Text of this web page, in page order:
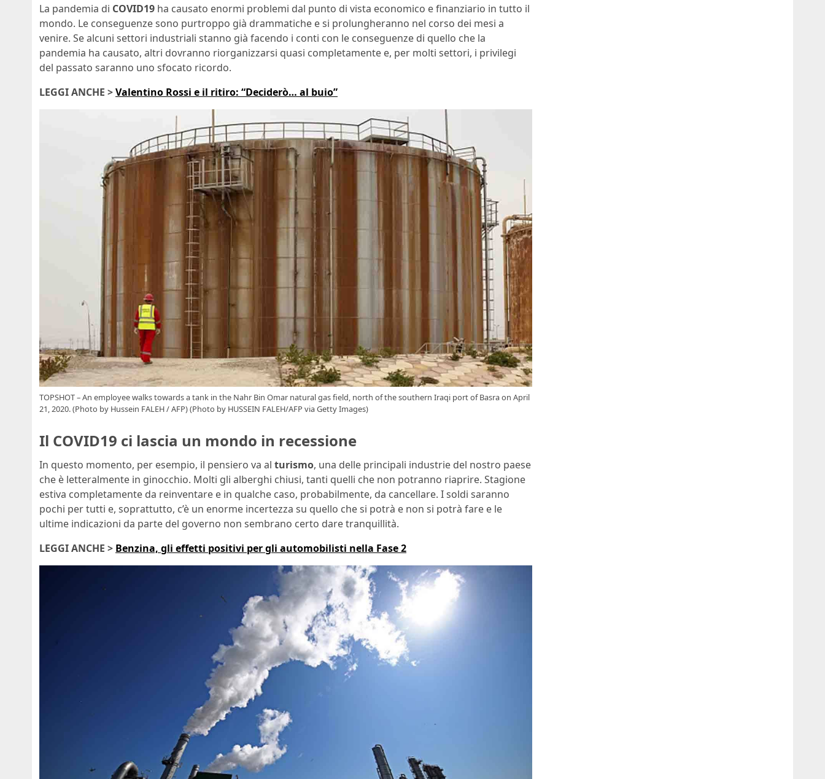
La pandemia di COVID19 ha causato enormi problemi dal punto di vista economico e finanziario in tutto il
mondo. Le conseguenze sono purtroppo già drammatiche e si prolungheranno nel corso dei mesi a
venire. Se alcuni settori industriali stanno già facendo i conti con le conseguenze di quello che la
pandemia ha causato, altri dovranno riorganizzarsi quasi completamente e, per molti settori, i privilegi
del passato saranno uno sfocato ricordo.
LEGGI ANCHE >Valentino Rossi e il ritiro: “Deciderò… al buio”
TOPSHOT – An employee walks towards a tank in the Nahr Bin Omar natural gas field, north of the southern Iraqi port of Basra on April
21, 2020. (Photo by Hussein FALEH / AFP) (Photo by HUSSEIN FALEH/AFP via Getty Images)
Il COVID19 ci lascia un mondo in recessione
In questo momento, per esempio, il pensiero va al turismo, una delle principali industrie del nostro paese
che è letteralmente in ginocchio. Molti gli alberghi chiusi, tanti quelli che non potranno riaprire. Stagione
estiva completamente da reinventare e in qualche caso, probabilmente, da cancellare. I soldi saranno
pochi per tutti e, soprattutto, c’è un enorme incertezza su quello che si potrà e non si potrà fare e le
ultime indicazioni da parte del governo non sembrano certo dare tranquillità.
LEGGI ANCHE > Benzina, gli effetti positivi per gli automobilisti nella Fase 2